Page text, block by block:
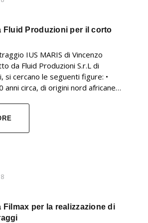
Fluid Produzioni per il corto
IUS MARIS di Vincenzo
da Fluid Produzioni S.r.L di
si cercano le seguenti figure: •
anni circa, di origini nord africane…
Filmax per la realizzazione di